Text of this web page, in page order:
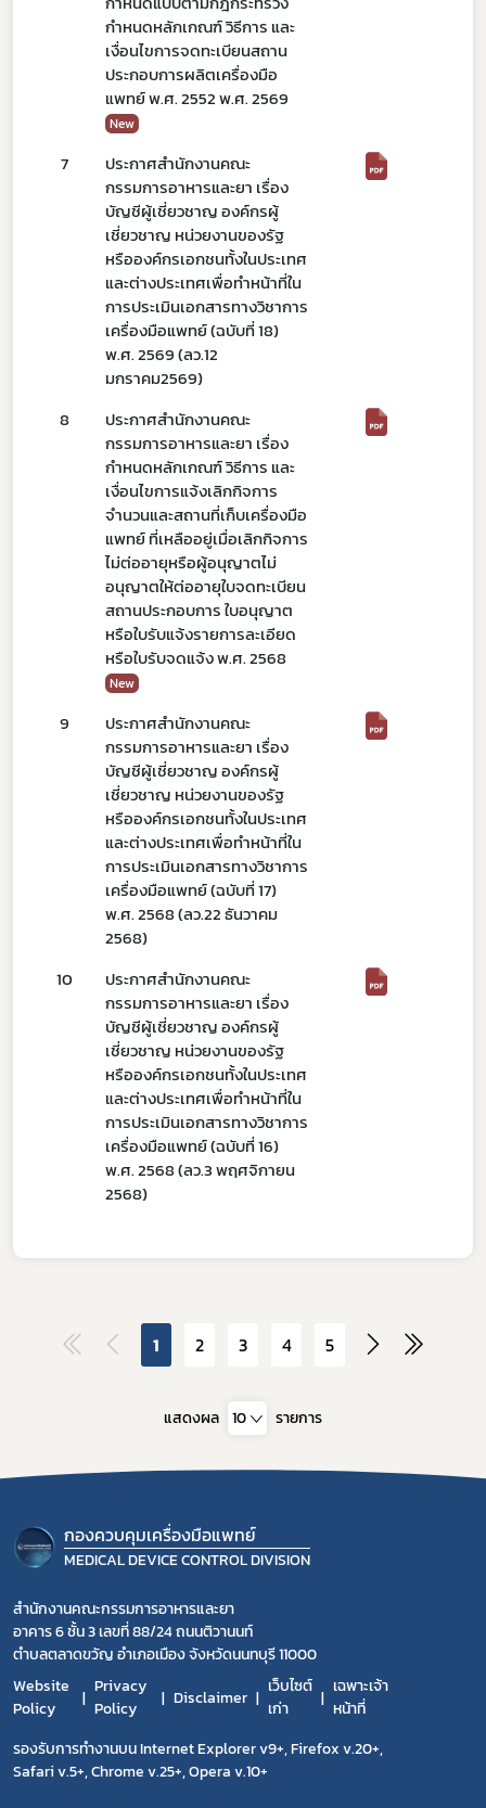
กำหนดหลักเกณฑ์ วิธีการ และ
เงื่อนไขการจดทะเบียนสถาน
ประกอบการผลิตเครื่องมือ
แพทย์ พ.ศ. 2552 พ.ศ. 2569
New
7
ประกาศสำนักงานคณะ
กรรมการอาหารและยา เรื่อง
บัญชีผู้เชี่ยวชาญ องค์กรผู้
เชี่ยวชาญ หน่วยงานของรัฐ
หรือองค์กรเอกชนทั้งในประเทศ
และต่างประเทศเพื่อทำหน้าที่ใน
การประเมินเอกสารทางวิชาการ
เครื่องมือแพทย์ (ฉบับที่ 18)
พ.ศ. 2569 (ลว.12
มกราคม2569)
8
ประกาศสำนักงานคณะ
กรรมการอาหารและยา เรื่อง
กำหนดหลักเกณฑ์ วิธีการ และ
เงื่อนไขการแจ้งเลิกกิจการ
จำนวนและสถานที่เก็บเครื่องมือ
แพทย์ ที่เหลืออยู่เมื่อเลิกกิจการ
ไม่ต่ออายุหรือผู้อนุญาตไม่
อนุญาตให้ต่ออายุใบจดทะเบียน
สถานประกอบการ ใบอนุญาต
หรือใบรับแจ้งรายการละเอียด
หรือใบรับจดแจ้ง พ.ศ. 2568
New
9
ประกาศสำนักงานคณะ
กรรมการอาหารและยา เรื่อง
บัญชีผู้เชี่ยวชาญ องค์กรผู้
เชี่ยวชาญ หน่วยงานของรัฐ
หรือองค์กรเอกชนทั้งในประเทศ
และต่างประเทศเพื่อทำหน้าที่ใน
การประเมินเอกสารทางวิชาการ
เครื่องมือแพทย์ (ฉบับที่ 17)
พ.ศ. 2568 (ลว.22 ธันวาคม
2568)
10
ประกาศสำนักงานคณะ
กรรมการอาหารและยา เรื่อง
บัญชีผู้เชี่ยวชาญ องค์กรผู้
เชี่ยวชาญ หน่วยงานของรัฐ
หรือองค์กรเอกชนทั้งในประเทศ
และต่างประเทศเพื่อทำหน้าที่ใน
การประเมินเอกสารทางวิชาการ
เครื่องมือแพทย์ (ฉบับที่ 16)
พ.ศ. 2568 (ลว.3 พฤศจิกายน
2568)
1 2 3 4 5
แสดงผล 10 รายการ
กองควบคุมเครื่องมือแพทย์
MEDICAL DEVICE CONTROL DIVISION
สำนักงานคณะกรรมการอาหารและยา
อาคาร 6 ชั้น 3 เลขที่ 88/24 ถนนติวานนท์
ตำบลตลาดขวัญ อำเภอเมือง จังหวัดนนทบุรี 11000
Website
Policy
Privacy
Policy
Disclaimer
เว็บไซต์
เก่า
เฉพาะเจ้า
หน้าที่
รองรับการทำงานบน Internet Explorer v9+, Firefox v.20+,
Safari v.5+, Chrome v.25+, Opera v.10+
ข่าวประชาสัมพันธ์ทั่วไป